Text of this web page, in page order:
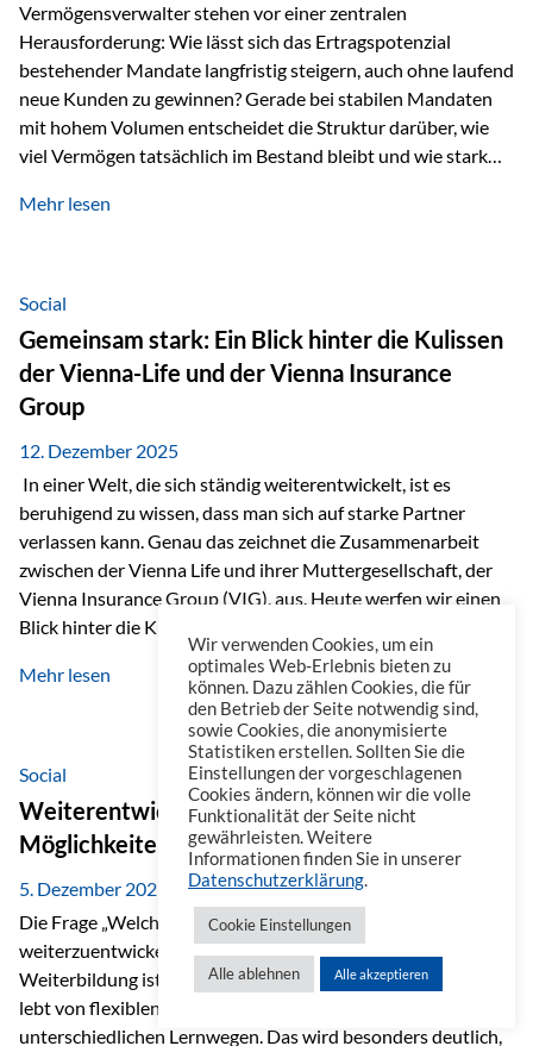
Vermögensverwalter stehen vor einer zentralen
Herausforderung: Wie lässt sich das Ertragspotenzial
bestehender Mandate langfristig steigern, auch ohne laufend
neue Kunden zu gewinnen? Gerade bei stabilen Mandaten
mit hohem Volumen entscheidet die Struktur darüber, wie
viel Vermögen tatsächlich im Bestand bleibt und wie stark
Beispiel verdeutlicht diese Wirkung besonders deutlich.
hinzukommen, spielt nicht nur die Rendite eine Rolle. Auch
steuerliche Effekte haben einen erheblichen Einfluss auf…
Mehr lesen
Social
Gemeinsam stark: Ein Blick hinter die Kulissen
der Vienna-Life und der Vienna Insurance
Group
12. Dezember 2025
In einer Welt, die sich ständig weiterentwickelt, ist es
beruhigend zu wissen, dass man sich auf starke Partner
verlassen kann. Genau das zeichnet die Zusammenarbeit
zwischen der Vienna Life und ihrer Muttergesellschaft, der
Vienna Insurance Group (VIG), aus. Heute werfen wir einen
Blick hinter die Kulissen auf eine Unternehmensgruppe mit
beeindruckender Geschichte, gewachsenem Know-how und
einem stabilen Fundament. Ein starkes Netzwerk in ganz
Europa Die Vienna Insurance Group ist die führende
Versicherungsgruppe in Zentral- und Osteuropa. Mit über
50 Versicherungsgesellschaften in insgesamt 30 Ländern
verbindet sie regionale Stärke mit internationaler
Kompetenz.
Mehr lesen
Social
Weiterentwicklung im Berufsalltag: Welche
Möglichkeiten es gibt
5. Dezember 2025
Die Frage „Welche Möglichkeiten gibt es, sich
weiterzuentwickeln?“ lässt sich heute vielseitig beantworten.
Weiterbildung ist längst kein starrer Prozess mehr, sondern
lebt von flexiblen Formaten, individuellen Bedürfnissen und
unterschiedlichen Lernwegen. Das wird besonders deutlich,
Wir verwenden Cookies, um ein
optimales Web-Erlebnis bieten zu
können. Dazu zählen Cookies, die für
den Betrieb der Seite notwendig sind,
sowie Cookies, die anonymisierte
Statistiken erstellen. Sollten Sie die
Einstellungen der vorgeschlagenen
Cookies ändern, können wir die volle
Funktionalität der Seite nicht
gewährleisten. Weitere
Informationen finden Sie in unserer
Datenschutzerklärung.
Cookie Einstellungen
Alle ablehnen Alle akzeptieren